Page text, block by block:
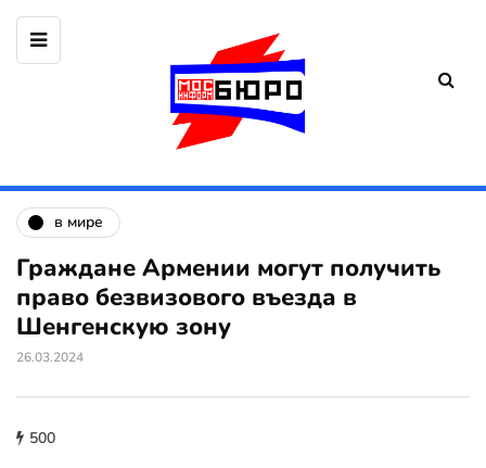
в мире
Граждане Армении могут получить
право безвизового въезда в
Шенгенскую зону
26.03.2024
500